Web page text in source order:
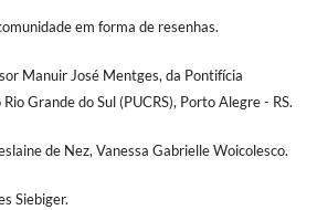
em forma de resenhas.
Manuir José Mentges, da Pontifícia
Grande do Sul (PUCRS), Porto Alegre - RS.
de Nez, Vanessa Gabrielle Woicolesco.
Siebiger.